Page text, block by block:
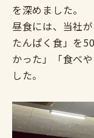
を深めました。
昼食には、当社
たんぱく食」を
かった」「食べ
した。